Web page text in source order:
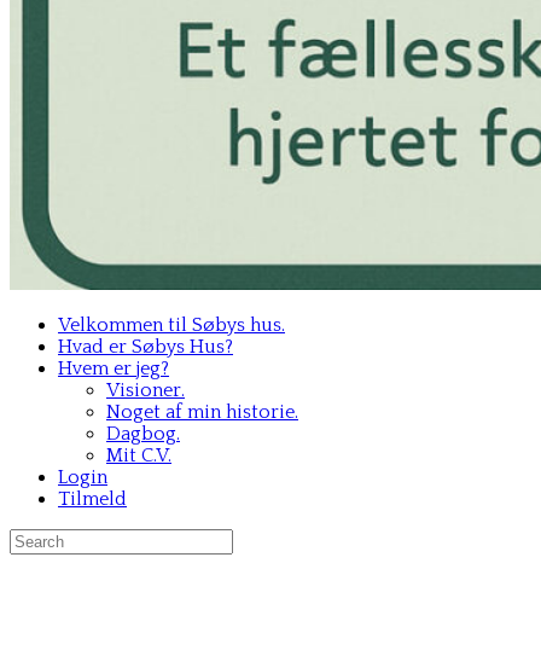
Velkommen til Søbys hus.
Hvad er Søbys Hus?
Hvem er jeg?
Visioner.
Noget af min historie.
Dagbog.
Mit C.V.
Login
Tilmeld
Search
for: